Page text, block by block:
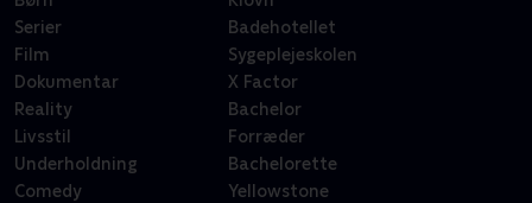
Serier
Film
Dokumentar
Reality
Livsstil
Underholdning
Comedy
Badehotellet
Sygeplejeskolen
X Factor
Bachelor
Forræder
Bachelorette
Yellowstone